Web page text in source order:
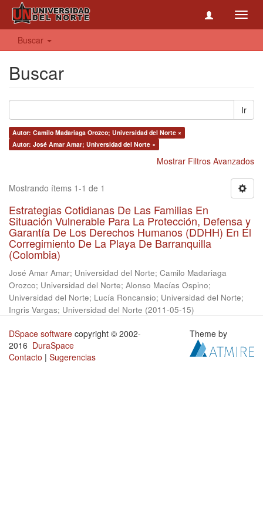
Buscar
Buscar
Ir
Autor: Camilo Madariaga Orozco; Universidad del Norte ×
Autor: José Amar Amar; Universidad del Norte ×
Mostrar Filtros Avanzados
Mostrando ítems 1-1 de 1
Estrategias Cotidianas De Las Familias En
Situación Vulnerable Para La Protección, Defensa y
Garantía De Los Derechos Humanos (DDHH) En El
Corregimiento De La Playa De Barranquilla
(Colombia)
José Amar Amar; Universidad del Norte; Camilo Madariaga
Orozco; Universidad del Norte; Alonso Macías Ospino;
Universidad del Norte; Lucía Roncansio; Universidad del Norte;
Ingris Vargas; Universidad del Norte (2011-05-15)
DSpace software copyright © 2002-
2016 DuraSpace
Contacto | Sugerencias
Theme by